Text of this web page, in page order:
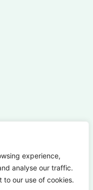
experience,
analyse our traffic.
to our use of cookies.